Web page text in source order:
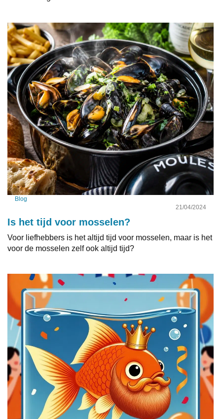
Blog
21/04/2024
Is het tijd voor mosselen?
Voor liefhebbers is het altijd tijd voor mosselen, maar is het
voor de mosselen zelf ook altijd tijd?